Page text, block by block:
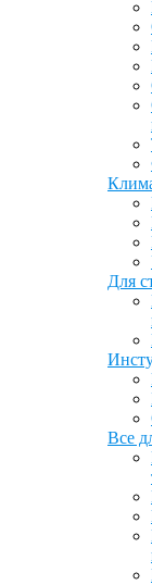
Для
Все